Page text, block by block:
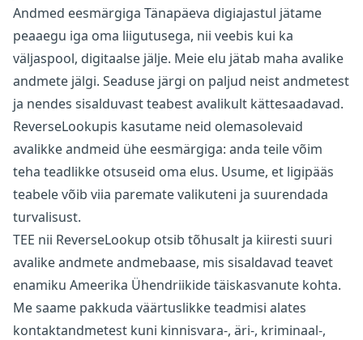
Andmed eesmärgiga Tänapäeva digiajastul jätame
peaaegu iga oma liigutusega, nii veebis kui ka
väljaspool, digitaalse jälje. Meie elu jätab maha avalike
andmete jälgi. Seaduse järgi on paljud neist andmetest
ja nendes sisalduvast teabest avalikult kättesaadavad.
ReverseLookupis kasutame neid olemasolevaid
avalikke andmeid ühe eesmärgiga: anda teile võim
teha teadlikke otsuseid oma elus. Usume, et ligipääs
teabele võib viia paremate valikuteni ja suurendada
turvalisust.
TEE nii ReverseLookup otsib tõhusalt ja kiiresti suuri
avalike andmete andmebaase, mis sisaldavad teavet
enamiku Ameerika Ühendriikide täiskasvanute kohta.
Me saame pakkuda väärtuslikke teadmisi alates
kontaktandmetest kuni kinnisvara-, äri-, kriminaal-,